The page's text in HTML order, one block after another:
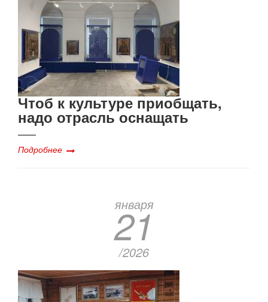
Чтоб к культуре приобщать,
надо отрасль оснащать
Подробнее
января
21
/2026